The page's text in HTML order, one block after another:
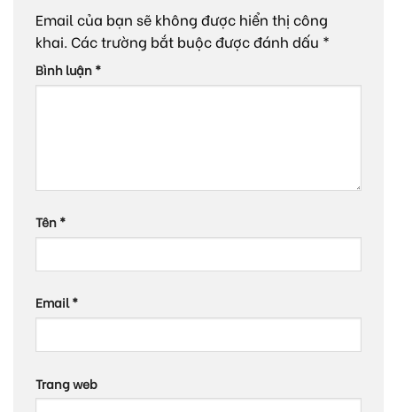
Email của bạn sẽ không được hiển thị công
khai. Các trường bắt buộc được đánh dấu *
Bình luận*
Tên*
Email*
Trang web